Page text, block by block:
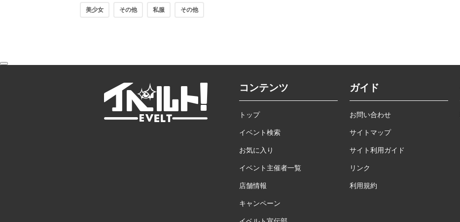
美少女 その他 私服 その他
コンテンツ
トップ
イベント検索
お気に入り
イベント主催者一覧
店舗情報
キャンペーン
ガイド
お問い合わせ
サイトマップ
サイト利用ガイド
リンク
利用規約